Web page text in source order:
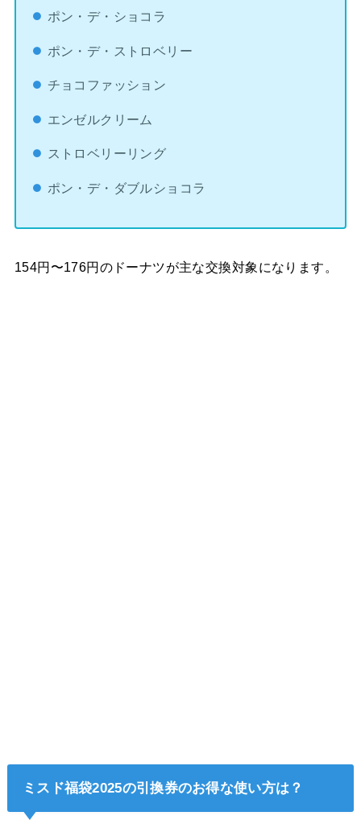
ポン・デ・ショコラ
ポン・デ・ストロベリー
チョコファッション
エンゼルクリーム
ストロベリーリング
ポン・デ・ダブルショコラ
154円〜176円のドーナツが主な交換対象になります。
ミスド福袋2025の引換券のお得な使い方は？